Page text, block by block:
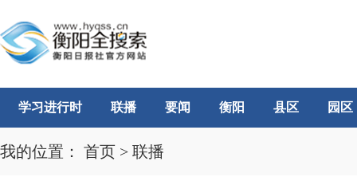
学习进行时 联播 要闻 衡阳 县区 园区
我的位置： 首页 > 联播